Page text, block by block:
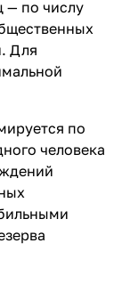
— по числу
Для
по
человека